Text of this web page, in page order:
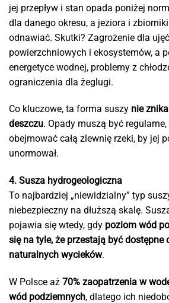
jej przepływ i stan opada poniżej
dla danego okresu, a jeziora i
odnawiać. Skutki? Zagrożenie dla
powierzchniowych i ekosystemów, a
energetyce wodnej, problemy z
ograniczenia dla żeglugi.
Co kluczowe, ta forma suszy nie
deszczu. Opady muszą być regularne,
obejmować całą zlewnię rzeki, by jej
unormował.
4. Susza hydrogeologiczna
To najbardziej „niewidzialny” typ
niebezpieczny na dłuższą skalę.
pojawia się wtedy, gdy poziom wód
się na tyle, że przestają być dostępne
naturalnych wycieków.
W Polsce aż 70% zaopatrzenia w
wód podziemnych, dlatego ich